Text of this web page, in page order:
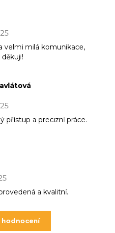
velmi milá komunikace,
přístup a precizní práce.
a kvalitní.
hodnocení